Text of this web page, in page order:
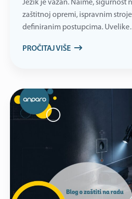
Jezik je važan. Naime, sigurnost
zaštitnoj opremi, ispravnim
definiranim postupcima.
PROČITAJ VIŠE